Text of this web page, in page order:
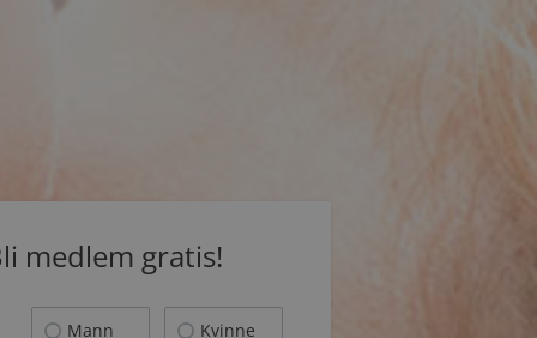
medlem gratis!
Mann Kvinne